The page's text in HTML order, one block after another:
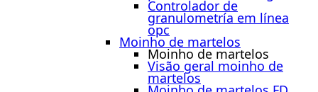
Controlador de
granulometría em línea
opc
Moinho de martelos
Moinho de martelos
Visão geral moinho de
martelos